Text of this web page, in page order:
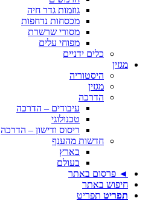
גוזמות גדר חיה
מכסחות נדחפות
מסורי שרשרת
מפוחי עלים
כלים ידניים
מגזין
היסטוריה
מגזין
הדרכה
עיבודים – הדרכה
טכנולוגי
ריסוס ודישון – הדרכה
חדשות מהענף
בארץ
בעולם
◄ פרסום באתר
חיפוש באתר
תפריט תפריט